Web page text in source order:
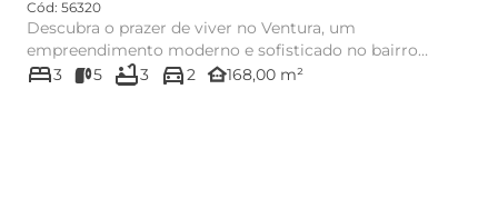
Cód: 56320
Descubra o prazer de viver no Ventura, um
empreendimento moderno e sofisticado no bairro
Jardim, Santo André. Este apar...
bed3 5 bathtub3 directions_car2 other_houses168,00 m²